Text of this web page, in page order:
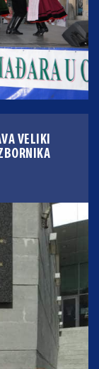
VELIKI